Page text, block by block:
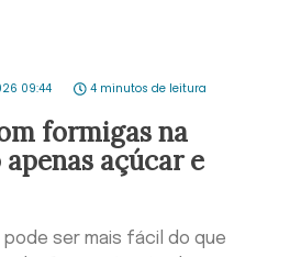
09:44 4 minutos de leitura
formigas na
açúcar e
ser mais fácil do que